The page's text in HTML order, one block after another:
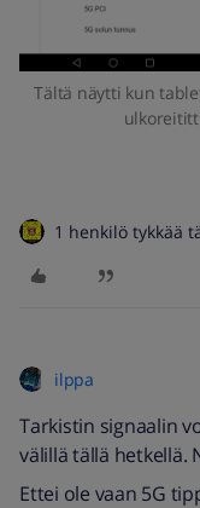
Tältä näytti kun
1 henkilö tykkää
ilppa
Tarkistin signaalin
välillä tällä hetkellä.
Ettei ole vaan 5G